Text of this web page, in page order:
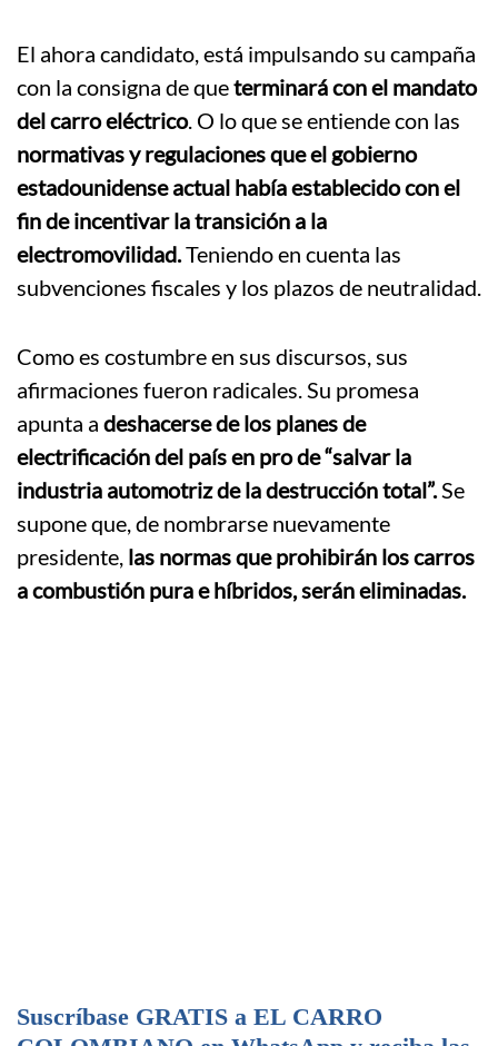
El ahora candidato, está impulsando su campaña
con la consigna de queterminará con el mandato
del carro eléctrico. O lo que se entiende con las
normativas y regulaciones que el gobierno
estadounidense actual había establecido con el
fin de incentivar la transición a la
electromovilidad.Teniendo en cuenta las
subvenciones fiscales y los plazos de neutralidad.
Como es costumbre en sus discursos, sus
afirmaciones fueron radicales. Su promesa
apunta a deshacerse de los planes de
electrificación del país en pro de “salvar la
industria automotriz de la destrucción total”.Se
supone que, de nombrarse nuevamente
presidente, las normas que prohibirán los carros
a combustión pura e híbridos, serán eliminadas.
Suscríbase GRATIS a EL CARRO